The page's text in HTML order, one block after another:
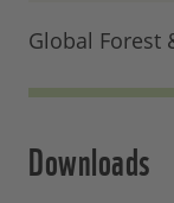
Global Forest
Downloads